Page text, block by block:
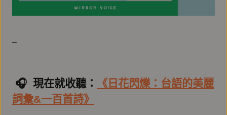
–
🎧️ 現在就收聽：
《日花閃爍：台語的美麗
詞彙&一百首詩》